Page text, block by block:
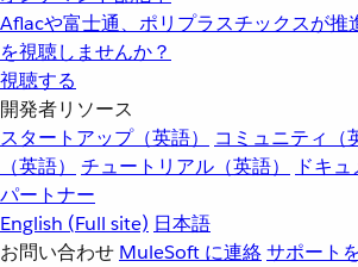
Aflacや富士通、ポリプラスチックスが推
を視聴しませんか？
視聴する
開発者リソース
スタートアップ（英語）
コミュニティ（
（英語）
チュートリアル（英語）
ドキュ
パートナー
English (Full site) 日本語
お問い合わせ MuleSoft に連絡サポート